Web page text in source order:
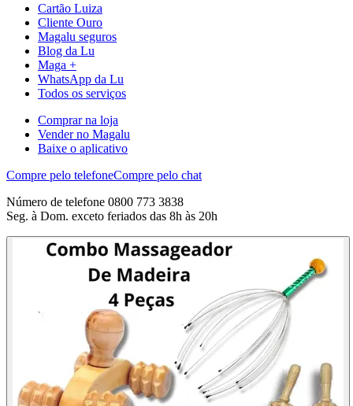
Cartão Luiza
Cliente Ouro
Magalu seguros
Blog da Lu
Maga +
WhatsApp da Lu
Todos os serviços
Comprar na loja
Vender no Magalu
Baixe o aplicativo
Compre pelo telefoneCompre pelo chat
Número de telefone 0800 773 3838
Seg. à Dom. exceto feriados das 8h às 20h